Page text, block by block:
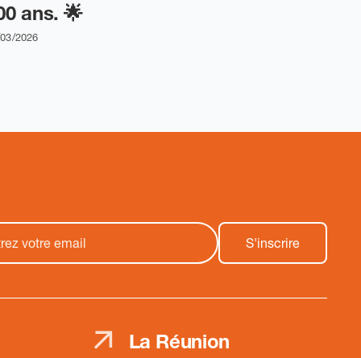
ans. 🌟
2026
La Réunion